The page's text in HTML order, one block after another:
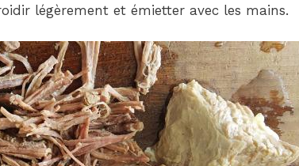
légèrement et émietter avec les mains.